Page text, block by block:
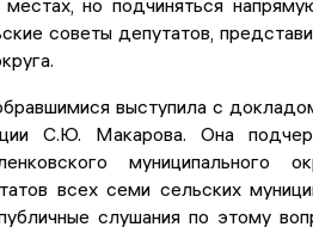
но подчиняться
советы депутатов,
выступила с
С.Ю. Макарова. Она
муниципального
всех семи сельских
слушания по этому